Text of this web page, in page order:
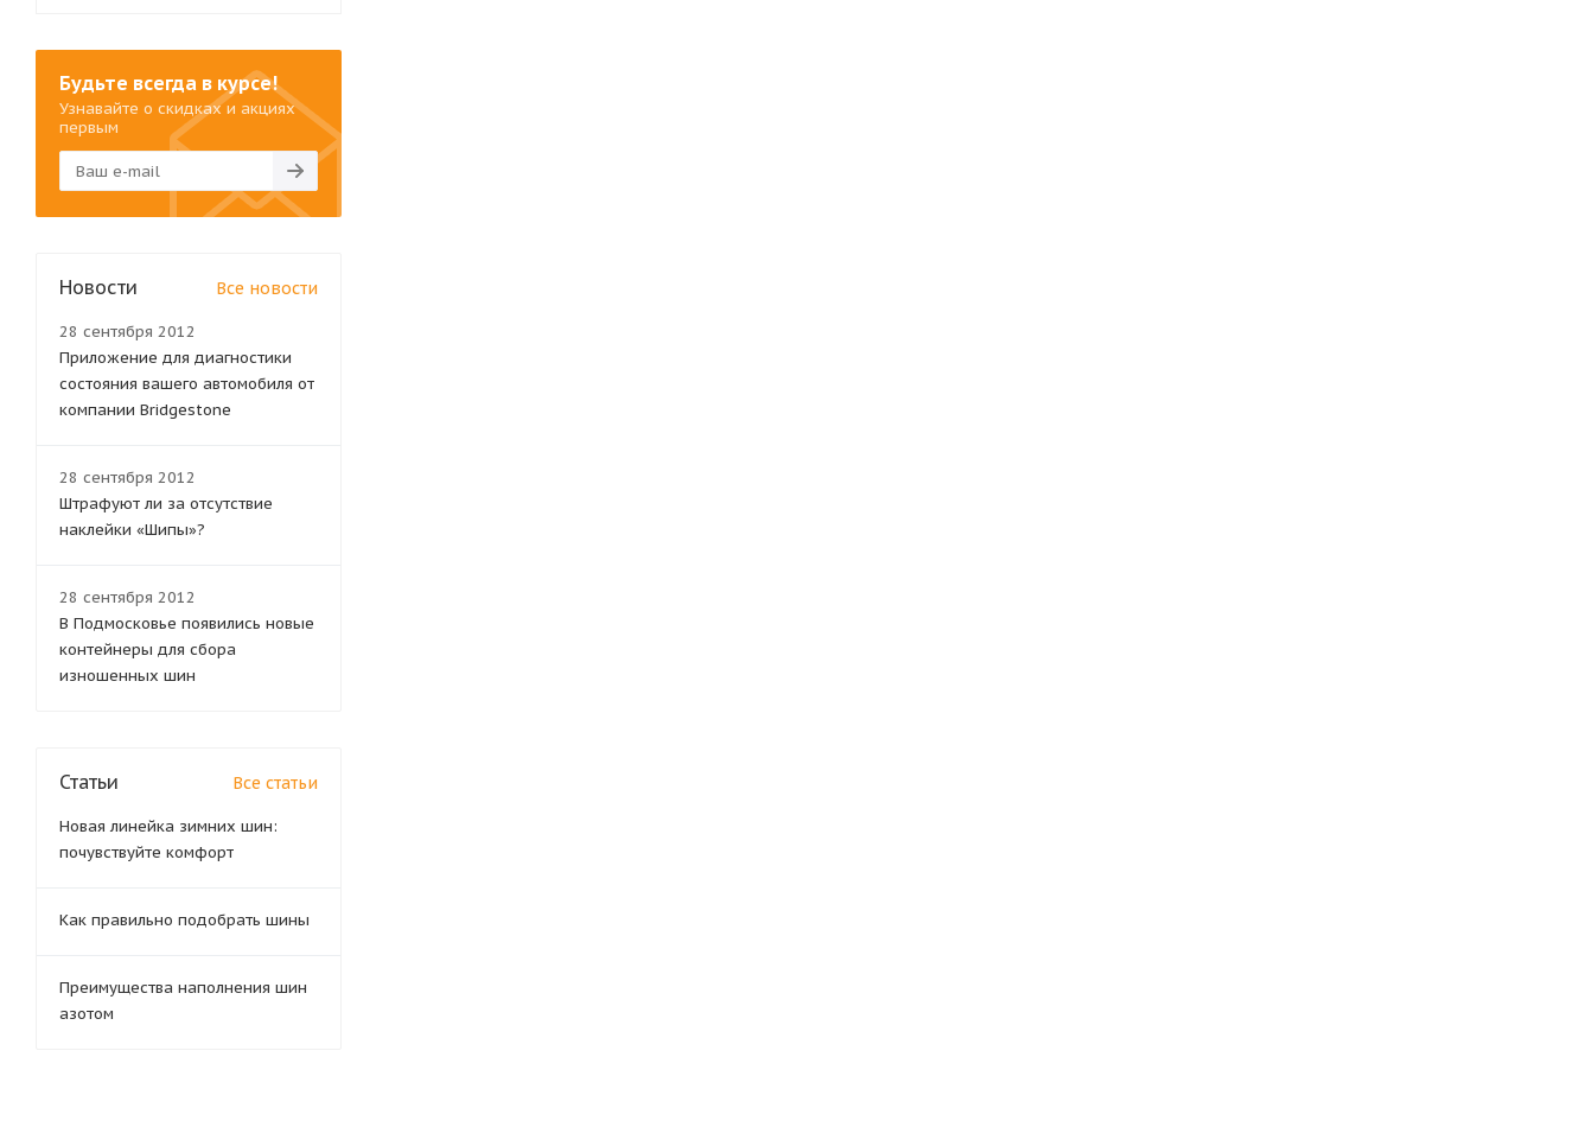
Будьте всегда в курсе!
Узнавайте о скидках и акциях
первым
Новости Все новости
28 сентября 2012
Приложение для диагностики
состояния вашего автомобиля от
компании Bridgestone
28 сентября 2012
Штрафуют ли за отсутствие
наклейки «Шипы»?
28 сентября 2012
В Подмосковье появились новые
контейнеры для сбора
изношенных шин
Статьи Все статьи
Новая линейка зимних шин:
почувствуйте комфорт
Как правильно подобрать шины
Преимущества наполнения шин
азотом